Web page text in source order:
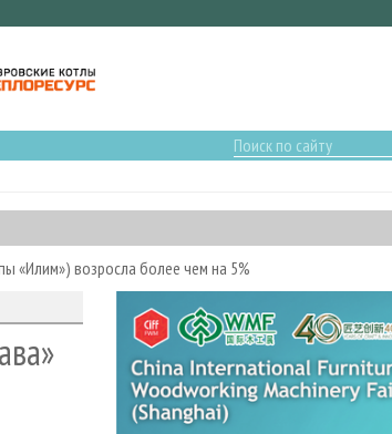
«Илим») возросла более чем на 5%